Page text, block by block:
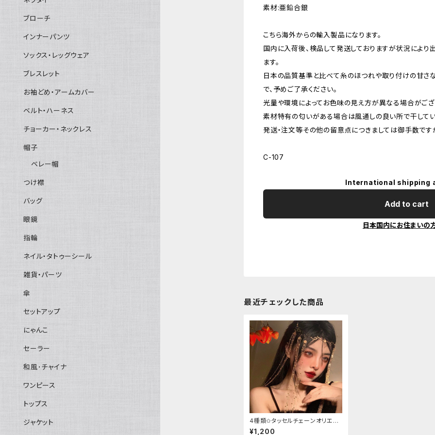
素材:亜鉛合銀
こちら海外からの輸入製品になります。
国内に入荷後、検品して発送しておりますが状況によ
ます。
日本の品質基準と比べて糸のほつれや取り付けの甘さ
で、予めご了承ください。
光量や環境によってお色味の見え方が異なる場合がござ
素材特有の匂いがある場合は風通しの良い所で干してい
発送・注文等その他の留意点につきましては御手数で
C-107
International shipping
Add to cart
日本国内にお住まいの
最近チェックした商品
4種類✩タッセルチェーンオリエン
タルヘアアクセサリー
¥1,200
ブローチ
インナーパンツ
ソックス・レッグウェア
ブレスレット
お袖どめ・アームカバー
ベルト・ハーネス
チョーカー・ネックレス
帽子
ベレー帽
つけ襟
バッグ
眼鏡
指輪
ネイル・タトゥーシール
雑貨・パーツ
傘
セットアップ
にゃんこ
セーラー
和風･チャイナ
ワンピース
トップス
ジャケット